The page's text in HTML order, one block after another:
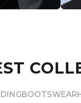
BOOTSWEAR